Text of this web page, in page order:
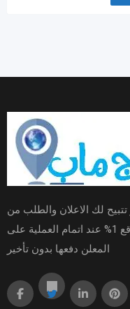
لك الاعلان والطلب من
خلال الموقع والتطبيق- عمولة الموقع 1% عند اتمام العملية على
المعلن دفعها بدون تأخير